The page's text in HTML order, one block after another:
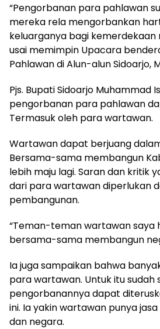
“Pengorbanan para pahlawan
mereka rela mengorbankan
keluarganya bagi kemerdekaan
usai memimpin Upacara
Pahlawan di Alun-alun Sidoarjo,
Pjs. Bupati Sidoarjo Muhammad
pengorbanan para pahlawan
Termasuk oleh para wartawan.
Wartawan dapat berjuang
Bersama-sama membangun
lebih maju lagi. Saran dan kritik
dari para wartawan diperlukan
pembangunan.
“Teman-teman wartawan saya
bersama-sama membangun
Ia juga sampaikan bahwa
para wartawan. Untuk itu sudah
pengorbanannya dapat
ini. Ia yakin wartawan punya
dan negara.